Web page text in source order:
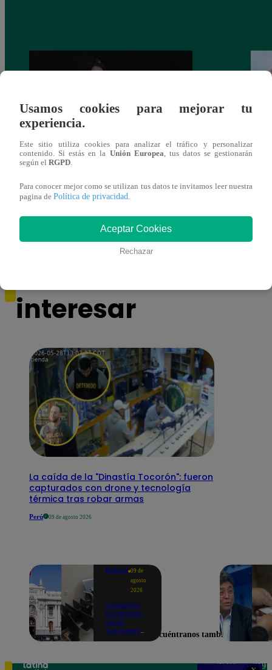
¿Yahaira Plasencia y Maritza Rodríguez
interesar
La caída de la "Dinastía Tocorón": fueron
capturados con drone y tecnología
térmica tras robar armas
Perú 09 de agosto 2026
Política 09 de
agosto
2026
Congreso
bicameral
inicia
funciones
precarias y
Usamos cookies para mejorar tu
experiencia.
Este sitio utiliza cookies para analizar el tráfico y personalizar
contenido. Si estás en la Unión Europea , tus datos se gestionarán
según el RGPD
Para conocer mejor como se utilizan tus datos te invitamos leer nuestra
pagina de Política de privacidad
Aceptar Cookies
Rechazar
Encuéntranos también en
Teléfono: 219